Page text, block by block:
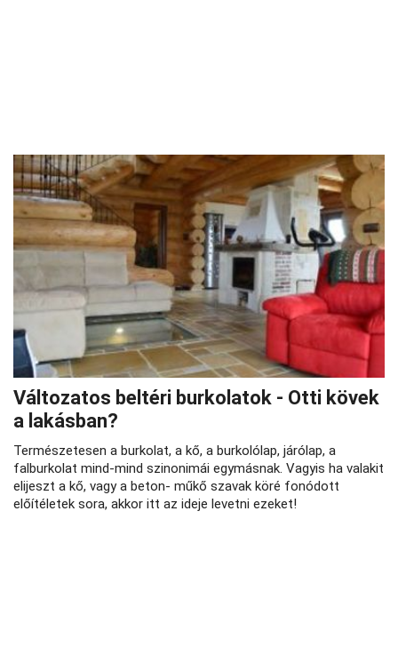
Változatos beltéri burkolatok - Otti kövek
a lakásban?
Természetesen a burkolat, a kő, a burkolólap, járólap, a
falburkolat mind-mind szinonimái egymásnak. Vagyis ha valakit
elijeszt a kő, vagy a beton- műkő szavak köré fonódott
előítéletek sora, akkor itt az ideje levetni ezeket!